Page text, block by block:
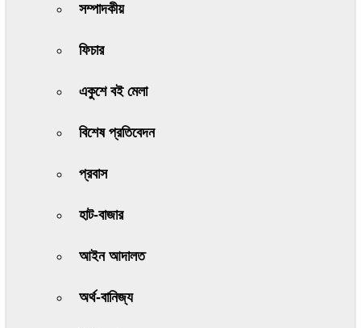
সম্পাদকীয়
ফিচার
একুশে বই মেলা
বিশেষ প্রতিবেদন
প্রবাস
হাট-বাজার
আইন আদালত
অর্থ-বানিজ্য